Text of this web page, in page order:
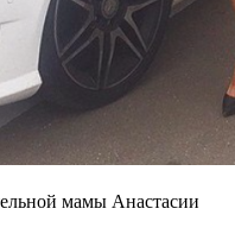
мамы Анастасии